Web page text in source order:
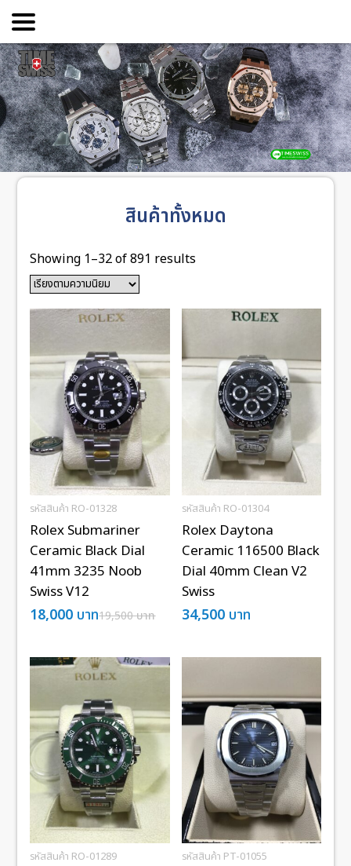
สินค้าทั้งหมด
Showing 1–32 of 891 results
รหัสสินค้า RO-01328
Rolex Submariner
Ceramic Black Dial
41mm 3235 Noob
Swiss V12
19,500บาท
18,000 บาท
รหัสสินค้า RO-01304
Rolex Daytona
Ceramic 116500 Black
Dial 40mm Clean V2
Swiss
34,500 บาท
รหัสสินค้า RO-01289 รหัสสินค้า PT-01055